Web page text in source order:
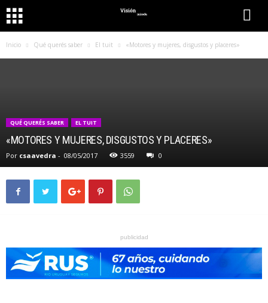
Inicio Qué querés saber El tuit «Motores y mujeres, disgustos y placeres»
QUÉ QUERÉS SABER EL TUIT
«MOTORES Y MUJERES, DISGUSTOS Y PLACERES»
Por csaavedra - 08/05/2017 3559 0
publicidad